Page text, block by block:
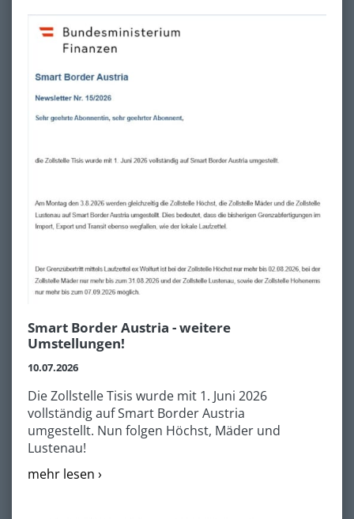
Smart Border Austria - weitere
Umstellungen!
10.07.2026
Die Zollstelle Tisis wurde mit 1. Juni 2026
vollständig auf Smart Border Austria
umgestellt. Nun folgen Höchst, Mäder und
Lustenau!
mehr lesen ›